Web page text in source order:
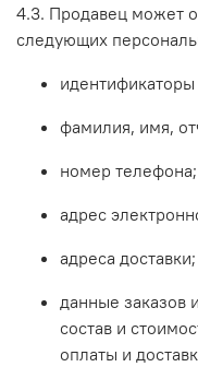
4.3. Продавец может
следующих
фамилия, имя,
номер телефона;
адрес
адреса доставки;
данные заказов
состав и
оплаты и